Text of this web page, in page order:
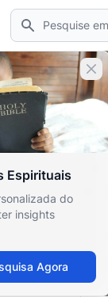
Pesquisar
Espirituais
do
insights
Agora
Perguntas
A